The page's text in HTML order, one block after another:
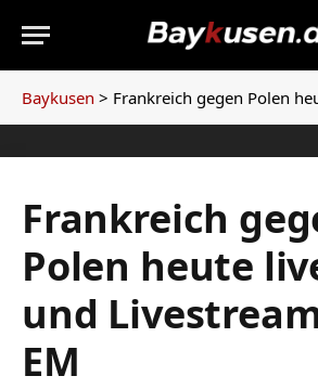
Baykusen > Frankreich gegen Polen heute live im
Frankreich
Polen heute
und
EM